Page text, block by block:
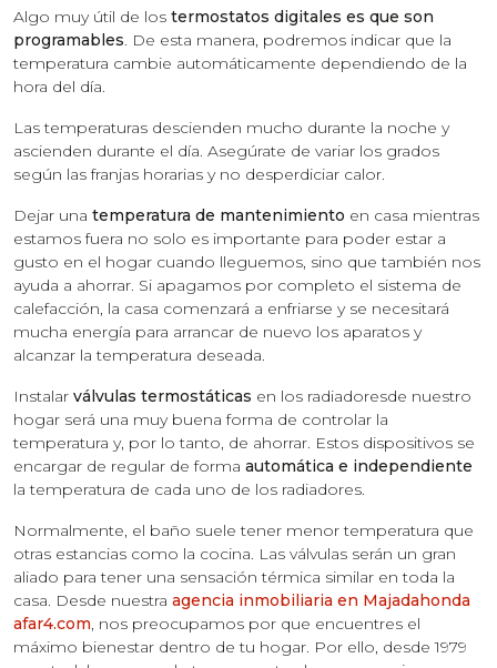
Algo muy útil de los termostatos digitales es que son
programables. De esta manera, podremos indicar que la
temperatura cambie automáticamente dependiendo de la
hora del día.
Las temperaturas descienden mucho durante la noche y
ascienden durante el día. Asegúrate de variar los grados
según las franjas horarias y no desperdiciar calor.
Dejar una temperatura de mantenimiento en casa mientras
estamos fuera no solo es importante para poder estar a
gusto en el hogar cuando lleguemos, sino que también nos
ayuda a ahorrar. Si apagamos por completo el sistema de
calefacción, la casa comenzará a enfriarse y se necesitará
mucha energía para arrancar de nuevo los aparatos y
alcanzar la temperatura deseada.
Instalar válvulas termostáticas en los radiadoresde nuestro
hogar será una muy buena forma de controlar la
temperatura y, por lo tanto, de ahorrar. Estos dispositivos se
encargar de regular de forma automática e independiente
la temperatura de cada uno de los radiadores.
Normalmente, el baño suele tener menor temperatura que
otras estancias como la cocina. Las válvulas serán un gran
aliado para tener una sensación térmica similar en toda la
casa. Desde nuestra agencia inmobiliaria en Majadahonda
afar4.com, nos preocupamos por que encuentres el
máximo bienestar dentro de tu hogar. Por ello, desde 1979